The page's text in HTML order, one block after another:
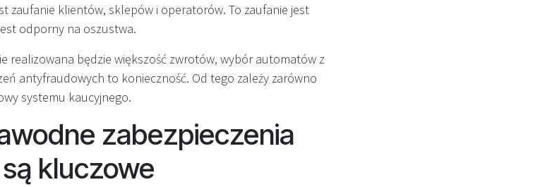
zaufanie klientów, sklepów i operatorów. To zaufanie jest
odporny na oszustwa.
realizowana będzie większość zwrotów, wybór automatów z
antyfraudowych to konieczność. Od tego zależy zarówno
systemu kaucyjnego.
zabezpieczenia
kluczowe